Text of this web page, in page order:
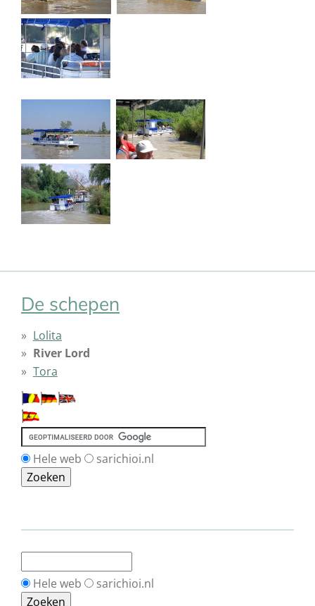
De schepen
Lolita
River Lord
Tora
Hele web sarichioi.nl
Hele web sarichioi.nl